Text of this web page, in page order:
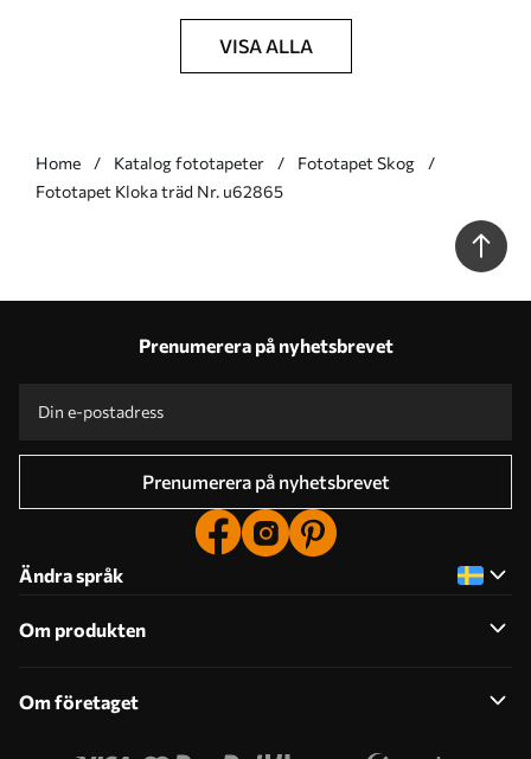
VISA ALLA
Home Katalog fototapeter
Fototapet Skog
Fototapet Kloka träd Nr. u62865
Prenumerera på nyhetsbrevet
Prenumerera på nyhetsbrevet
Ändra språk
Om produkten
Om företaget